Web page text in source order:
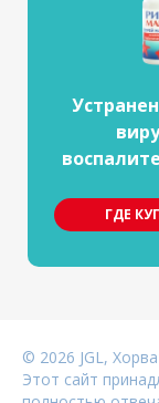
ГДЕ
© 2026 JGL,
Этот сайт